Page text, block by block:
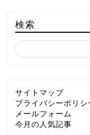
検索
サイトマップ
プライバシーポリシ
メールフォーム
今月の人気記事